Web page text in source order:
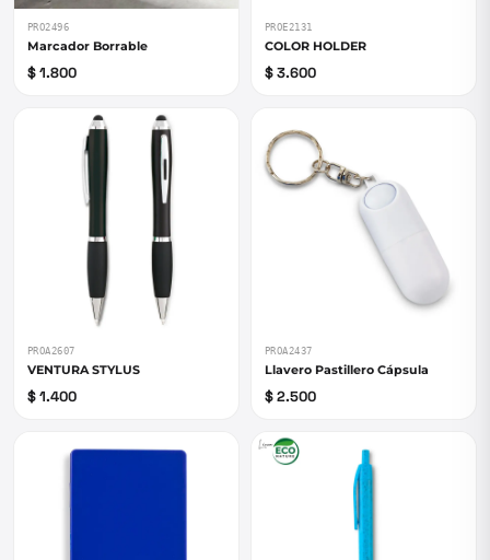
PRO2496
Marcador Borrable
$ 1.800
PROE2131
COLOR HOLDER
$ 3.600
PROA2607
VENTURA STYLUS
$ 1.400
PROA2437
Llavero Pastillero Cápsula
$ 2.500